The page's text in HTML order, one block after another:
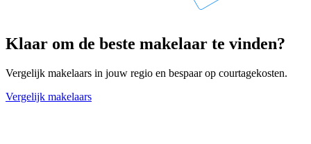
Klaar om de beste makelaar te vinden?
Vergelijk makelaars in jouw regio en bespaar op courtagekosten.
Vergelijk makelaars